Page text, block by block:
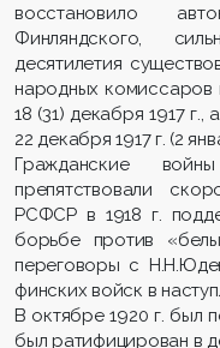
восстановило
Финляндского,
десятилетия
народных комиссаров
18 (31) декабря 1917
22 декабря 1917 г. (2
Гражданские
препятствовали
РСФСР в 1918 г.
борьбе против
переговоры с
финских войск в
В октябре 1920 г. был
был ратифицирован в